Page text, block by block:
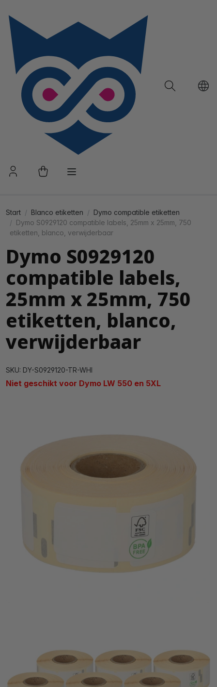
Start Blanco etiketten
Dymo compatible etiketten
Dymo S0929120 compatible labels, 25mm x 25mm, 750
etiketten, blanco, verwijderbaar
Dymo S0929120
compatible labels,
25mm x 25mm, 750
etiketten, blanco,
verwijderbaar
SKU: DY-S0929120-TR-WHI
Niet geschikt voor Dymo LW 550 en 5XL